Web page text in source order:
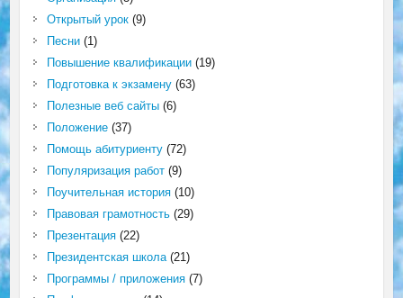
Открытый урок(9)
Песни(1)
Повышение квалификации(19)
Подготовка к экзамену(63)
Полезные веб сайты(6)
Положение(37)
Помощь абитуриенту(72)
Популяризация работ(9)
Поучительная история(10)
Правовая грамотность(29)
Презентация(22)
Президентская школа(21)
Программы / приложения(7)